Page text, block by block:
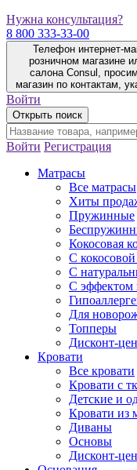
Нужна консультация?
8 800 333-33-00
Телефон интернет-
розничном магазине
салона Consul,
магазин по контактам,
Войти
Открыть поиск
Войти Регистрация
Матрасы
Все матрасы
Хиты
Пружинные
Кокосовая
С
С
С эффектом
Для
Топперы
Дисконт-
Кровати
Все кровати
Кровати с
Детские и
Кровати из
Диваны
Основы
Дисконт-